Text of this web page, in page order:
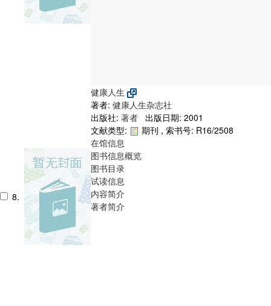
8.
健康人生
著者: 健康人生杂志社
出版社: 著者 出版日期: 2001
文献类型:
期刊 , 索书号: R16/2508
在馆信息
图书信息概览
图书目录
试读信息
内容简介
著者简介